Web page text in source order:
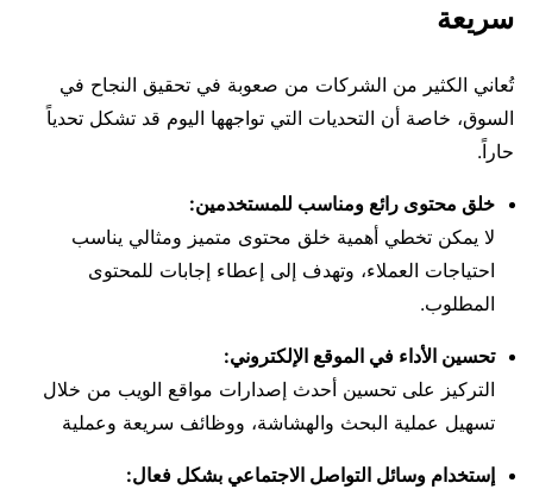
سريعة
تُعاني الكثير من الشركات من صعوبة في تحقيق النجاح في
السوق، خاصة أن التحديات التي تواجهها اليوم قد تشكل تحدياً
حاراً.
خلق محتوى رائع ومناسب للمستخدمين:
لا يمكن تخطي أهمية خلق محتوى متميز ومثالي يناسب
احتياجات العملاء، وتهدف إلى إعطاء إجابات للمحتوى
المطلوب.
تحسين الأداء في الموقع الإلكتروني:
التركيز على تحسين أحدث إصدارات مواقع الويب من خلال
تسهيل عملية البحث والهشاشة، ووظائف سريعة وعملية
إستخدام وسائل التواصل الاجتماعي بشكل فعال: